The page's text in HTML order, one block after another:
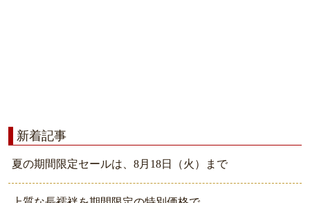
新着記事
夏の期間限定セールは、8月18日（火）まで